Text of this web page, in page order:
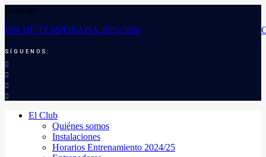
Noticias:
FIN DE TEMPORADA 2025/2026
SÍGUENOS:
El Club
Quiénes somos
Instalaciones
Horarios Entrenamiento 2024/25